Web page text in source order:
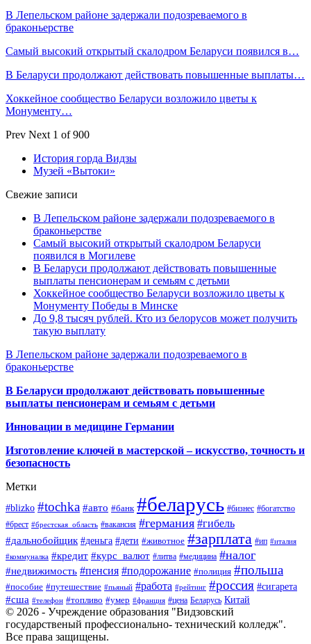
В Лепельском районе задержали подозреваемого в
браконьерстве
Самый высокий открытый скалодром Беларуси появился в…
В Беларуси продолжают действовать повышенные выплаты…
Хоккейное сообщество Беларуси возложило цветы к
Монументу…
Prev Next 1 of 900
История горда Видзы
Музей «Вытоки»
Свежие записи
В Лепельском районе задержали подозреваемого в
браконьерстве
Самый высокий открытый скалодром Беларуси
появился в Могилеве
В Беларуси продолжают действовать повышенные
выплаты пенсионерам и семьям с детьми
Хоккейное сообщество Беларуси возложило цветы к
Монументу Победы в Минске
До 9,8 тысяч рублей. Кто из белорусов может получить
такую выплату
В Лепельском районе задержали подозреваемого в
браконьерстве
В Беларуси продолжают действовать повышенные
выплаты пенсионерам и семьям с детьми
Инновации в медицине Германии
Изготовление ключей в мастерской – искусство, точность и
безопасность
Метки
#blizko #tochka #авто #банк #беларусь #бизнес #богатство
#брест #брестская_область #вакансия #германия #гибель
#дальнобойщик #деньга #дети #животное #зарплата #ип #италия
#коммуналка #кредит #курс_валют #литва #медицина #налог
#недвижимость #пенсия #подорожание #полиция #польша
#пособие #путешествие #пьяный #работа #рейтинг #россия #сигарета
#сша #телефон #топливо #умер #франция #цена Беларусь Китай
© 2026 - Учреждение образования "Видзовский
государственый профессионально- технический колледж".
Все права защищены.